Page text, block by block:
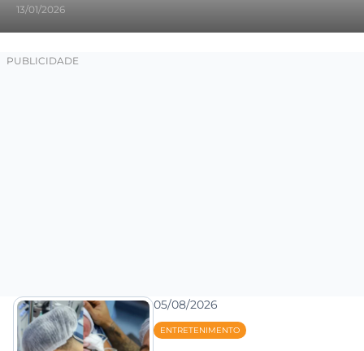
13/01/2026
05/08/2026
ENTRETENIMENTO